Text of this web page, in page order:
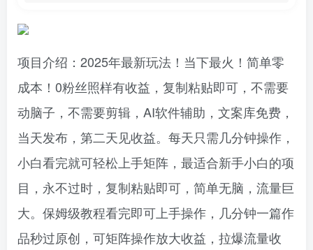
项目介绍：2025年最新玩法！当下最火！简单零
成本！0粉丝照样有收益，复制粘贴即可，不需要
动脑子，不需要剪辑，AI软件辅助，文案库免费，
当天发布，第二天见收益。每天只需几分钟操作，
小白看完就可轻松上手矩阵，最适合新手小白的项
目，永不过时，复制粘贴即可，简单无脑，流量巨
大。保姆级教程看完即可上手操作，几分钟一篇作
品秒过原创，可矩阵操作放大收益，拉爆流量收